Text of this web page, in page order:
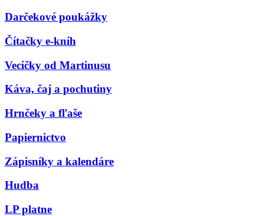
Darčekové poukážky
Čítačky e-kníh
Vecičky od Martinusu
Káva, čaj a pochutiny
Hrnčeky a fľaše
Papiernictvo
Zápisníky a kalendáre
Hudba
LP platne